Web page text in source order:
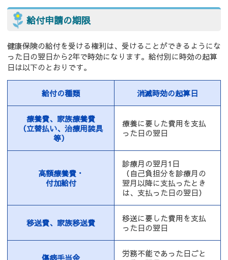
給付申請の期限
健康保険の給付を受ける権利は、受けることができるようにな
った日の翌日から2年で時効になります。給付別に時効の起算
日は以下のとおりです。
給付の種類 消滅時効の起算日
療養費、家族療養費
（立替払い、治療用装具
等）
療養に要した費用を支払
った日の翌日
高額療養費・
付加給付
診療月の翌月1日
（自己負担分を診療月の
翌月以降に支払ったとき
は、支払った日の翌日）
移送費、家族移送費
移送に要した費用を支払
った日の翌日
傷病手当金
労務不能であった日ごと